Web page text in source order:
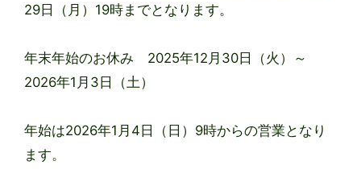
29日（月）19時までとなります。
年末年始のお休み 2025年12月30日（火）～
2026年1月3日（土）
年始は2026年1月4日（日）9時からの営業となり
ます。